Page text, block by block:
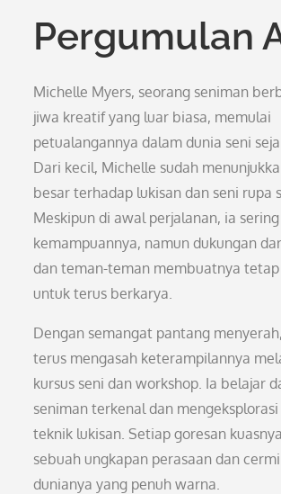
Pergumulan
Michelle Myers, seorang seniman
jiwa kreatif yang luar biasa, memulai
petualangannya dalam dunia seni
Dari kecil, Michelle sudah
besar terhadap lukisan dan seni rupa
Meskipun di awal perjalanan, ia
kemampuannya, namun dukungan
dan teman-teman membuatnya
untuk terus berkarya.
Dengan semangat pantang
terus mengasah keterampilannya
kursus seni dan workshop. Ia belajar
seniman terkenal dan
teknik lukisan. Setiap goresan
sebuah ungkapan perasaan dan
dunianya yang penuh warna.